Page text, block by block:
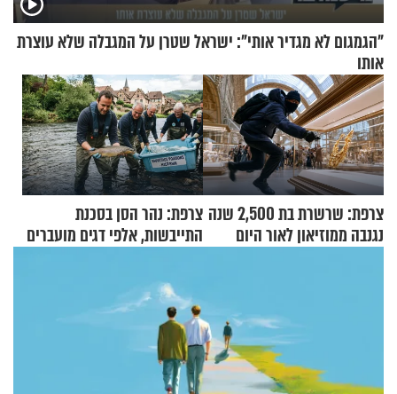
"הגמגום לא מגדיר אותי": ישראל שטרן על המגבלה שלא עוצרת
אותו
צרפת: שרשרת בת 2,500 שנה
נגנבה ממוזיאון לאור היום
צרפת: נהר הסן בסכנת
התייבשות, אלפי דגים מועברים